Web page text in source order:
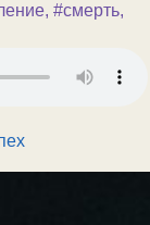
, #смерть,